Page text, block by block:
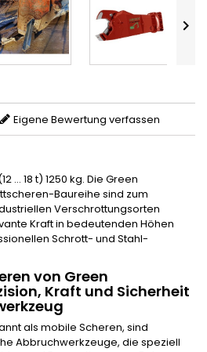

Eigene Bewertung verfassen
… 18 t) 1250 kg. Die Green
Baureihe sind zum
Verschrottungsorten
Kraft in bedeutenden Höhen
Schrott- und Stahl-
von Green
Kraft und Sicherheit
als mobile Scheren, sind
Abbruchwerkzeuge, die speziell